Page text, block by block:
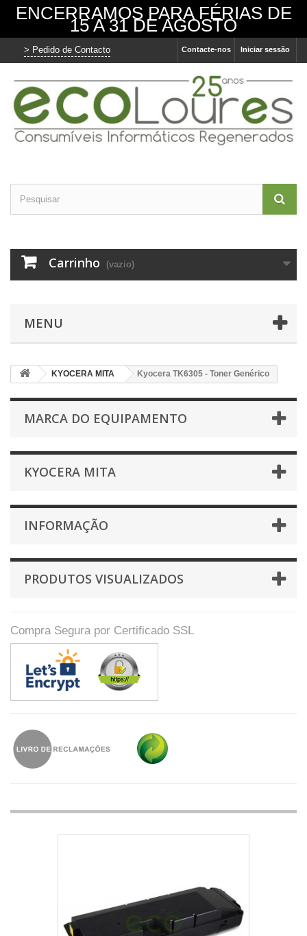
ENCERRAMOS PARA FÉRIAS DE
15 A 31 DE AGOSTO
Iniciar sessão
Contacte-nos
> Pedido de Contacto
Carrinho (vazio)
MENU
KYOCERA MITA Kyocera TK6305 - Toner Genérico
MARCA DO EQUIPAMENTO
KYOCERA MITA
INFORMAÇÃO
PRODUTOS VISUALIZADOS
Compra Segura por Certificado SSL